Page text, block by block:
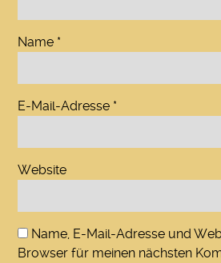
Name *
E-Mail-Adresse *
Website
Name, E-Mail-Adresse und
Browser für meinen nächsten